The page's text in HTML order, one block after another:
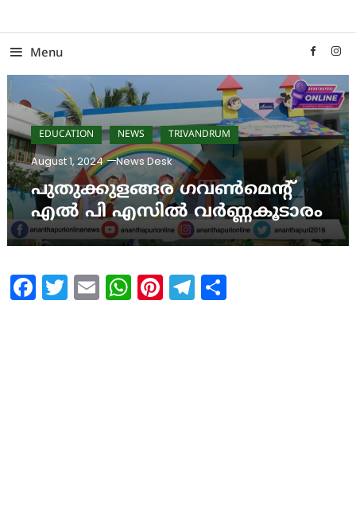
To
ContentMenu
EDUCATION NEWS TRIVANDRUM
August 1, 2024 News Desk
പുതുക്കുളങ്ങര ഗവൺമെന്റ്
എൽ പി എസിൽ വർണ്ണകൂടാരം
Facebook
Twitter
EmailWhatsApp
Pinterest
Telegram
Share